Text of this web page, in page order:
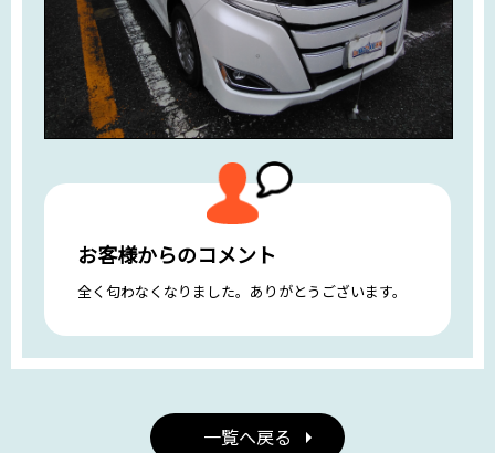
お客様からのコメント
全く匂わなくなりました。ありがとうございます。
一覧へ戻る